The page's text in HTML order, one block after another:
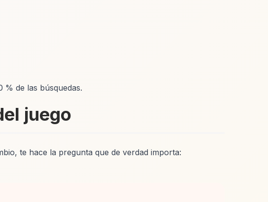
% de las búsquedas.
juego
te hace la pregunta que de verdad importa: